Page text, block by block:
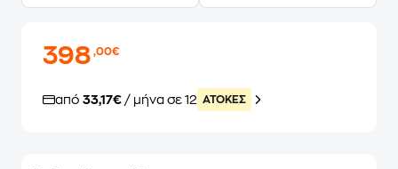
398,00€
από 33,17€ / μήνα σε 12 ATOKEΣ